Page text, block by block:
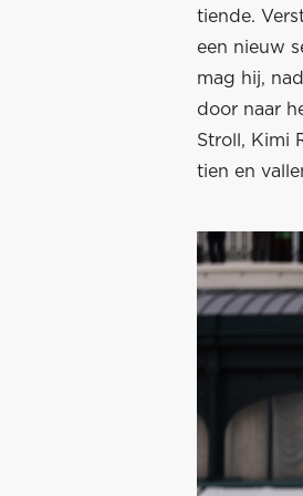
tiende.
een nieuw
mag hij,
door naar
Stroll, Kimi
tien en